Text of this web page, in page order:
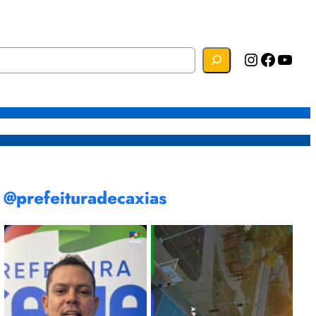
Instagram Facebook YouTube
@prefeituradecaxias